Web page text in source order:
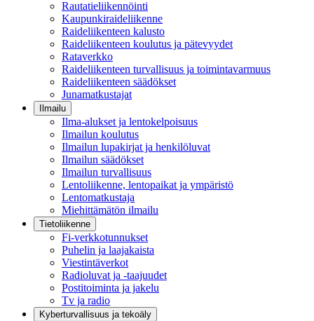
Rautatieliikennöinti
Kaupunkiraideliikenne
Raideliikenteen kalusto
Raideliikenteen koulutus ja pätevyydet
Rataverkko
Raideliikenteen turvallisuus ja toimintavarmuus
Raideliikenteen säädökset
Junamatkustajat
Ilmailu
Ilma-alukset ja lentokelpoisuus
Ilmailun koulutus
Ilmailun lupakirjat ja henkilöluvat
Ilmailun säädökset
Ilmailun turvallisuus
Lentoliikenne, lentopaikat ja ympäristö
Lentomatkustaja
Miehittämätön ilmailu
Tietoliikenne
Fi-verkkotunnukset
Puhelin ja laajakaista
Viestintäverkot
Radioluvat ja -taajuudet
Postitoiminta ja jakelu
Tv ja radio
Kyberturvallisuus ja tekoäly